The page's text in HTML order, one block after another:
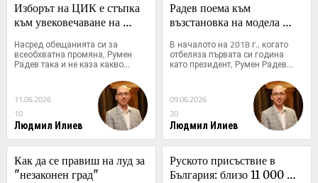
Изборът на ЦИК е стъпка
към увековечаване на
Насред обещанията си за
всеобхватна промяна, Румен
Радев така и не каза какво...
11.06.2026
10
Людмил Илиев
Радев поема към
възстановка на модела
В началото на 2018 г., когато
отбеляза първата си година
като президент, Румен Радев...
09.06.2026
20
Людмил Илиев
Как да се правиш на луд за
"незаконен град"
Руското присъствие в
България: близо 11 000